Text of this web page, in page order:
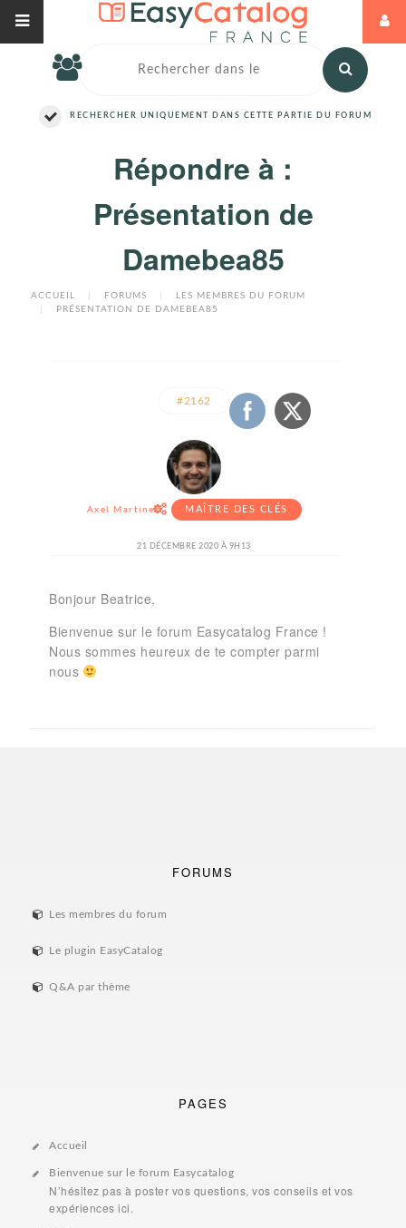
RECHERCHER UNIQUEMENT DANS CETTE PARTIE DU FORUM
Répondre à :
Présentation de
Damebea85
ACCUEIL FORUMS
LES MEMBRES DU FORUM
PRÉSENTATION DE DAMEBEA85
#2162
Axel Martinez MAÎTRE DES CLÉS
21 DÉCEMBRE 2020 À 9H13
Bonjour Beatrice,
Bienvenue sur le forum Easycatalog France !
Nous sommes heureux de te compter parmi
nous
FORUMS
Les membres du forum
Le plugin EasyCatalog
Q&A par thème
PAGES
Accueil
Bienvenue sur le forum Easycatalog
N’hésitez pas à poster vos questions, vos conseils et vos
expériences ici.